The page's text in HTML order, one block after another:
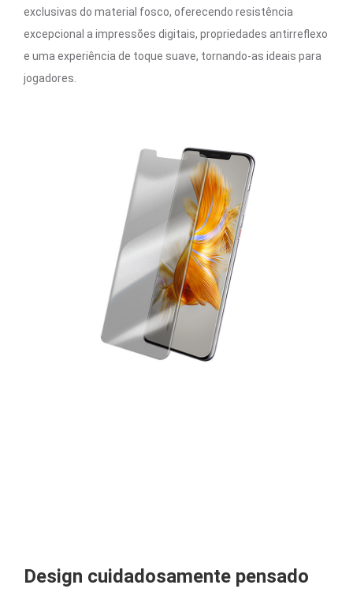
exclusivas do material fosco, oferecendo resistência
excepcional a impressões digitais, propriedades antirreflexo
e uma experiência de toque suave, tornando-as ideais para
jogadores.
Design cuidadosamente pensado